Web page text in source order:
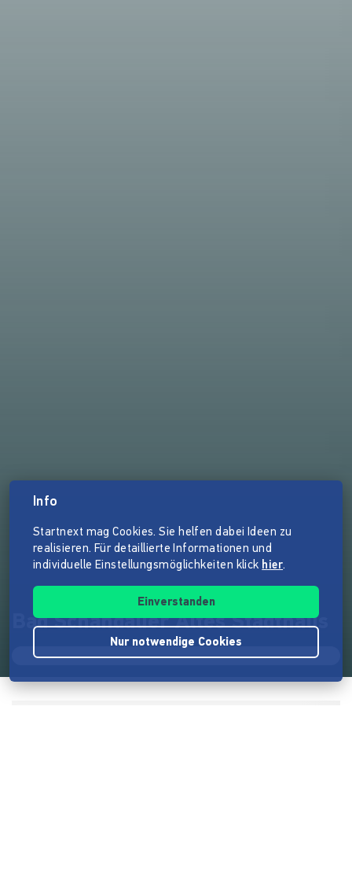
Bad Schandauer Altes Stadthaus
Info
Startnext mag Cookies. Sie helfen dabei Ideen zu
realisieren. Für detaillierte Informationen und
individuelle Einstellungsmöglichkeiten klick hier.
Einverstanden
Nur notwendige Cookies